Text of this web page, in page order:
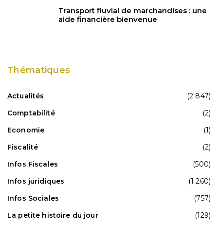
Transport fluvial de marchandises : une
aide financière bienvenue
Thématiques
Actualités
(2 847)
Comptabilité
(2)
Economie
(1)
Fiscalité
(2)
Infos Fiscales
(500)
Infos juridiques
(1 260)
Infos Sociales
(757)
La petite histoire du jour
(129)